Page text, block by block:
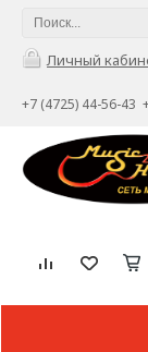
Личный
+7 (4725) 44-56-43